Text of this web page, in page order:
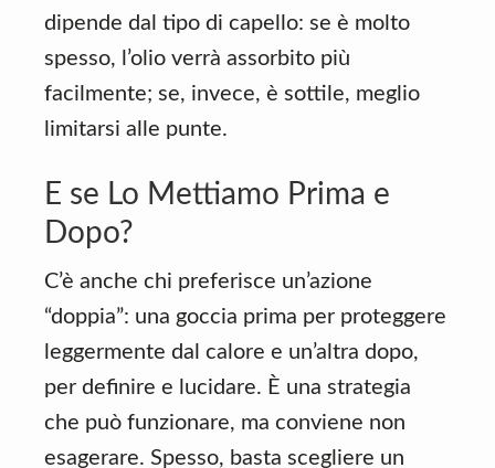
dipende dal tipo di capello: se è molto
spesso, l’olio verrà assorbito più
facilmente; se, invece, è sottile, meglio
limitarsi alle punte.
E se Lo Mettiamo Prima e
Dopo?
C’è anche chi preferisce un’azione
“doppia”: una goccia prima per proteggere
leggermente dal calore e un’altra dopo,
per definire e lucidare. È una strategia
che può funzionare, ma conviene non
esagerare. Spesso, basta scegliere un